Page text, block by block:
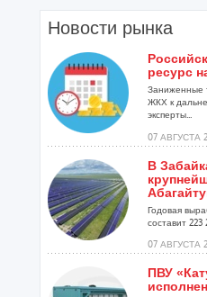
Новости рынка
ресурс
Заниженные
ЖКХ к
эксперты...
07 АВГУСТА
В
Годовая
составит 223
07 АВГУСТА
ПВУ